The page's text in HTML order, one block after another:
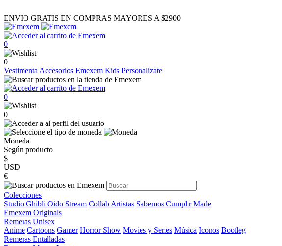
ENVIO GRATIS EN COMPRAS MAYORES A $2900
0
0
Vestimenta Accesorios Emexem Kids Personalizate
0
0
Moneda
Según producto
$
USD
€
Colecciones
Studio Ghibli Oido Stream Collab Artistas Sabemos Cumplir Made
Emexem Originals
Remeras Unisex
Anime Cartoons Gamer Horror Show Movies y Series Música Iconos Bootleg
Remeras Entalladas